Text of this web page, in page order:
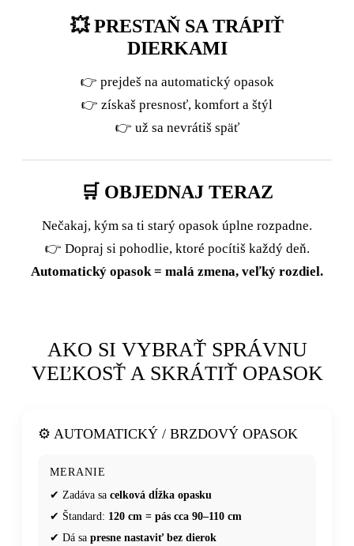
💥 PRESTAŇ SA TRÁPIŤ
DIERKAMI
👉 prejdeš na automatický opasok
👉 získaš presnosť, komfort a štýl
👉 už sa nevrátiš späť
🛒 OBJEDNAJ TERAZ
Nečakaj, kým sa ti starý opasok úplne rozpadne.
👉 Dopraj si pohodlie, ktoré pocítiš každý deň.
Automatický opasok = malá zmena, veľký rozdiel.
AKO SI VYBRAŤ SPRÁVNU
VEĽKOSŤ A SKRÁTIŤ OPASOK
⚙️ AUTOMATICKÝ / BRZDOVÝ OPASOK
MERANIE
✔ Zadáva sa celková dĺžka opasku
✔ Štandard: 120 cm = pás cca 90–110 cm
✔ Dá sa presne nastaviť bez dierok